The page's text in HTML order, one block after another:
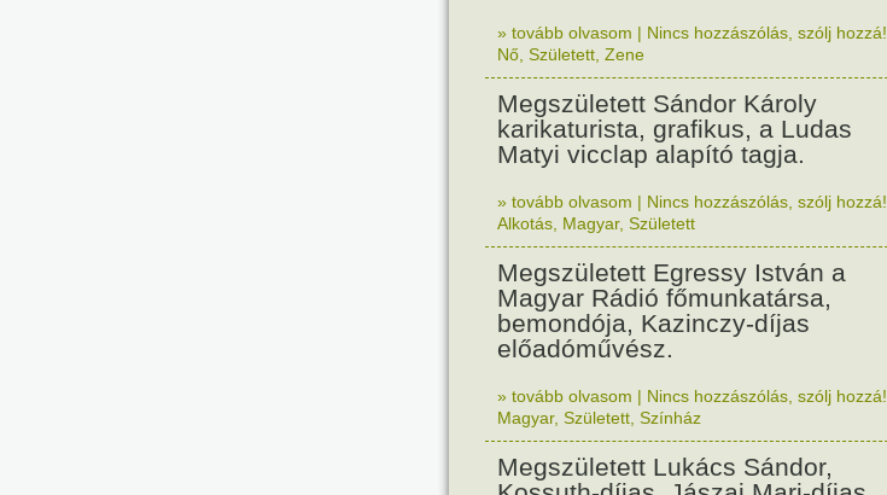
» tovább olvasom | Nincs hozzászólás, szólj hozzá!
Nő Született Zene
Megszületett Sándor Károly
karikaturista, grafikus, a Ludas
Matyi vicclap alapító tagja.
» tovább olvasom | Nincs hozzászólás, szólj hozzá!
Alkotás Magyar, Született
Megszületett Egressy István a
Magyar Rádió főmunkatársa,
bemondója, Kazinczy-díjas
előadóművész.
» tovább olvasom | Nincs hozzászólás, szólj hozzá!
Magyar, Született Színház
Megszületett Lukács Sándor,